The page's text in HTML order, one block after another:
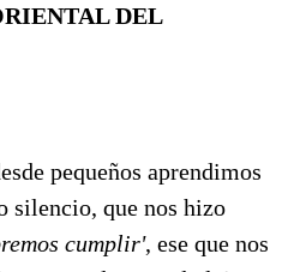
DEL
pequeños aprendimos
silencio, que nos hizo
cumplir', ese que nos